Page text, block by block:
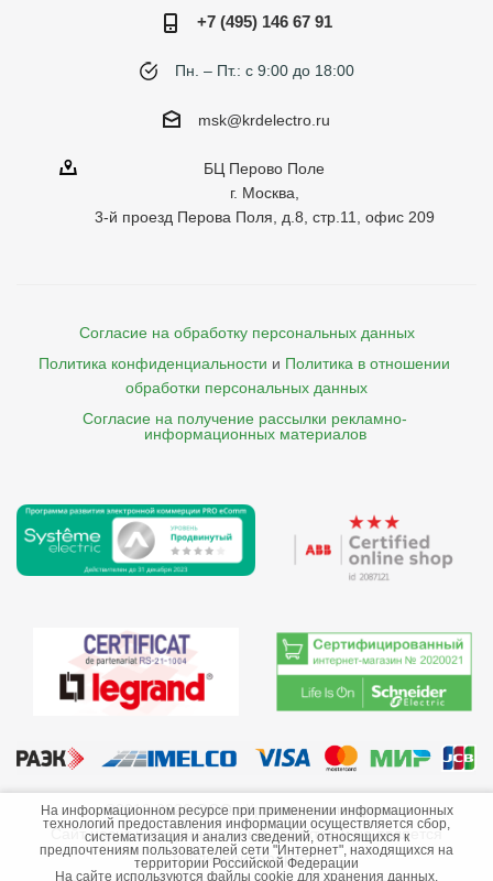
+7 (495) 146 67 91
Пн. – Пт.: с 9:00 до 18:00
msk@krdelectro.ru
БЦ Перово Поле
г. Москва,
3-й проезд Перова Поля, д.8, стр.11, офис 209
Согласие на обработку персональных данных
Политика конфиденциальности и Политика в отношении
обработки персональных данных
Согласие на получение рассылки рекламно-
    информационных материалов
©2013-2026 ООО «Краснодарэлектро»
Сайт носит информационный характер и не является
публичной офертой.
На информационном ресурсе при применении информационных
технологий предоставления информации осуществляется сбор,
систематизация и анализ сведений, относящихся к
предпочтениям пользователей сети "Интернет", находящихся на
территории Российской Федерации
На сайте используются файлы cookie для хранения данных.